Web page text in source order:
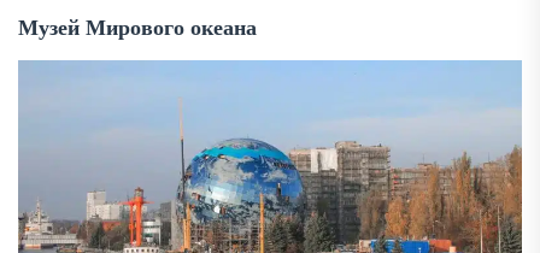
Музей Мирового океана